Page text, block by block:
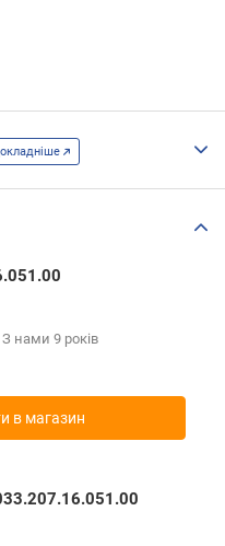
З нами 9 років
в магазин